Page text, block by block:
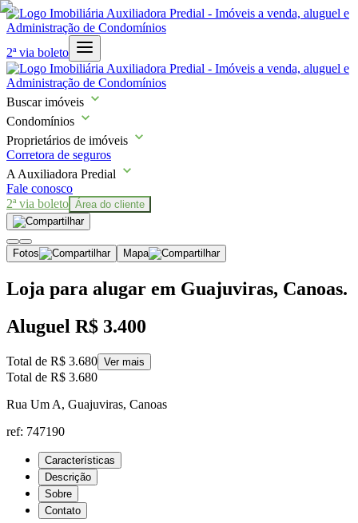
2ª via boleto
Buscar imóveis
Condomínios
Proprietários de imóveis
Corretora de seguros
A Auxiliadora Predial
Fale conosco
2ª via boleto Área do cliente
Fotos Mapa
Loja para alugar em Guajuviras, Canoas.
Aluguel R$ 3.400
Total de R$ 3.680 Ver mais
Total de R$ 3.680
Rua Um A, Guajuviras, Canoas
ref: 747190
Características
Descrição
Sobre
Contato